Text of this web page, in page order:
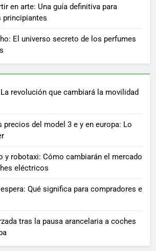
en arte: Una guía definitiva para
El universo secreto de los perfumes
revolución que cambiará la movilidad
precios del model 3 e y en europa: Lo
y robotaxi: Cómo cambiarán el mercado
eléctricos
Qué significa para compradores e
tras la pausa arancelaria a coches